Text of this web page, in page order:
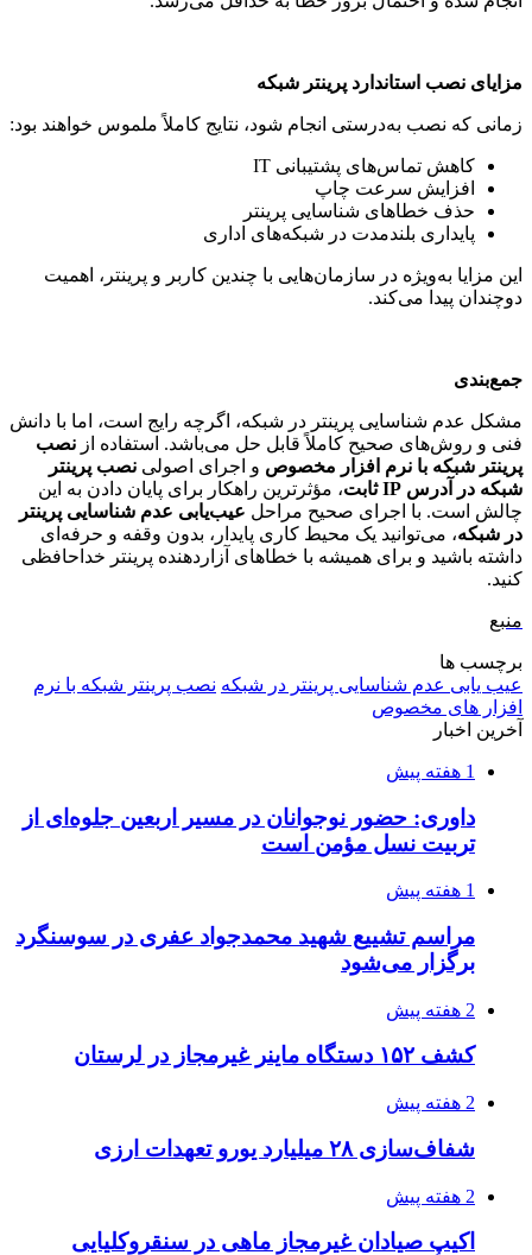
مزایای نصب استاندارد پرینتر شبکه
زمانی که نصب به‌درستی انجام شود، نتایج کاملاً ملموس خواهند بود:
کاهش تماس‌های پشتیبانی IT
افزایش سرعت چاپ
حذف خطاهای شناسایی پرینتر
پایداری بلندمدت در شبکه‌های اداری
این مزایا به‌ویژه در سازمان‌هایی با چندین کاربر و پرینتر، اهمیت
دوچندان پیدا می‌کند.
جمع‌بندی
مشکل عدم شناسایی پرینتر در شبکه، اگرچه رایج است، اما با دانش
فنی و روش‌های صحیح کاملاً قابل حل می‌باشد. استفاده از نصب
پرینتر شبکه با نرم افزار مخصوص و اجرای اصولی نصب پرینتر
شبکه در آدرس IP ثابت، مؤثرترین راهکار برای پایان دادن به این
چالش است. با اجرای صحیح مراحل عیب‌یابی عدم شناسایی پرینتر
در شبکه، می‌توانید یک محیط کاری پایدار، بدون وقفه و حرفه‌ای
داشته باشید و برای همیشه با خطاهای آزاردهنده پرینتر خداحافظی
کنید.
منبع
برچسب ها
عیب یابی عدم شناسایی پرینتر در شبکه نصب پرینتر شبکه با نرم
افزار های مخصوص
آخرین اخبار
1 هفته پیش
داوری: حضور نوجوانان در مسیر اربعین جلوه‌ای از
تربیت نسل مؤمن است
1 هفته پیش
مراسم تشییع شهید محمدجواد عفری در سوسنگرد
برگزار می‌شود
2 هفته پیش
کشف ۱۵۲ دستگاه ماینر غیرمجاز در لرستان
2 هفته پیش
شفاف‌سازی ۲۸ میلیارد یورو تعهدات ارزی
2 هفته پیش
اکیپ صیادان غیرمجاز ماهی در سنقروکلیایی